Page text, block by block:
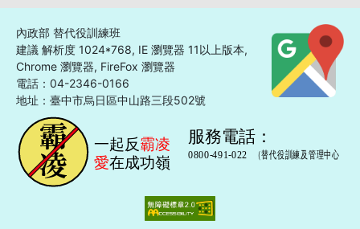
內政部 替代役訓練班
建議 解析度 1024*768, IE 瀏覽器 11以上版本,
Chrome 瀏覽器, FireFox 瀏覽器
電話：04-2346-0166
地址：臺中市烏日區中山路三段502號